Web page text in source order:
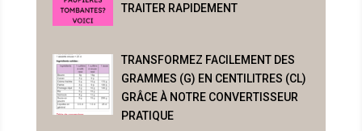
TRAITER RAPIDEMENT
TRANSFORMEZ FACILEMENT DES
GRAMMES (G) EN CENTILITRES (CL)
GRÂCE À NOTRE CONVERTISSEUR
PRATIQUE